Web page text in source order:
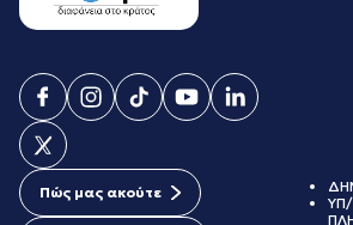
ΦΕΒΡΟΥΑΡΙΟΣ 2018
ΙΑΝΟΥΑΡΙΟΣ 2018
ΝΟΕΜΒΡΙΟΣ 2017
ΟΚΤΩΒΡΙΟΣ 2017
ΙΟΥΛΙΟΣ 2017
ΙΟΥΝΙΟΣ 2017
Πώς μας ακούτε
ΥΠ/